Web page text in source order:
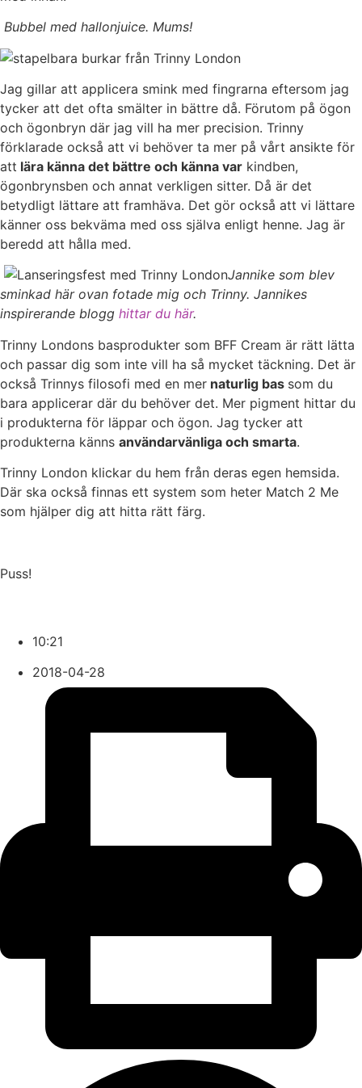
Bubbel med hallonjuice. Mums!
Jag gillar att applicera smink med fingrarna eftersom jag
tycker att det ofta smälter in bättre då. Förutom på ögon
och ögonbryn där jag vill ha mer precision. Trinny
förklarade också att vi behöver ta mer på vårt ansikte för
att lära känna det bättre och känna var kindben,
ögonbrynsben och annat verkligen sitter. Då är det
betydligt lättare att framhäva. Det gör också att vi lättare
känner oss bekväma med oss själva enligt henne. Jag är
beredd att hålla med.
Jannike som blev
sminkad här ovan fotade mig och Trinny. Jannikes
inspirerande blogg hittar du här.
Trinny Londons basprodukter som BFF Cream är rätt lätta
och passar dig som inte vill ha så mycket täckning. Det är
också Trinnys filosofi med en mer naturlig bas som du
bara applicerar där du behöver det. Mer pigment hittar du
i produkterna för läppar och ögon. Jag tycker att
produkterna känns användarvänliga och smarta.
Trinny London klickar du hem från deras egen hemsida.
Där ska också finnas ett system som heter Match 2 Me
som hjälper dig att hitta rätt färg.
Puss!
10:21
2018-04-28